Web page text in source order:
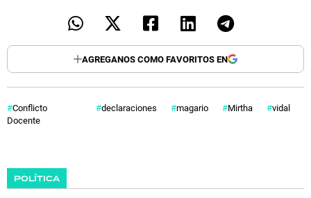
AGREGANOS COMO FAVORITOS EN
Conflicto
Docente
declaraciones magario Mirtha vidal
POLÍTICA